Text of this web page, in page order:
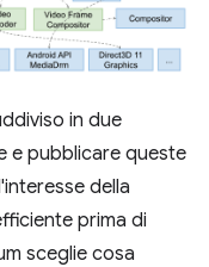
in due
e pubblicare queste
della
prima di
sceglie cosa